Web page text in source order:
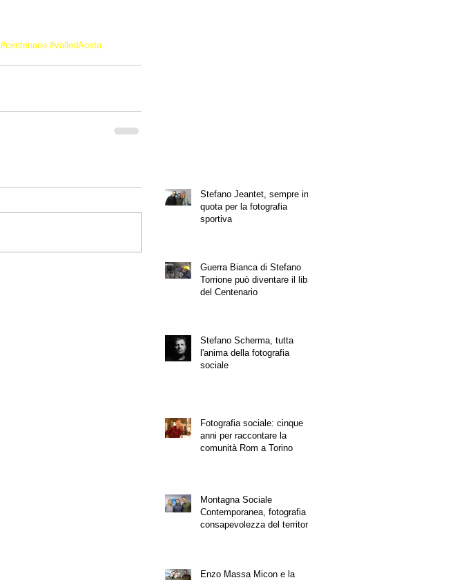
#centenario #valledAosta
Stefano Jeantet, sempre in
quota per la fotografia
sportiva
Guerra Bianca di Stefano
Torrione può diventare il libro
del Centenario
Stefano Scherma, tutta
l'anima della fotografia
sociale
Fotografia sociale: cinque
anni per raccontare la
comunità Rom a Torino
Montagna Sociale
Contemporanea, fotografia e
consapevolezza del territorio
Enzo Massa Micon e la